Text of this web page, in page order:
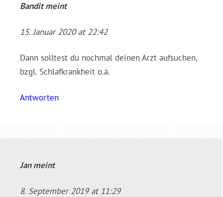
Banditmeint
15. Januar 2020 at 22:42
Dann solltest du nochmal deinen Arzt aufsuchen,
bzgl. Schlafkrankheit o.ä.
Antworten
Janmeint
8. September 2019 at 11:29